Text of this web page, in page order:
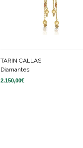
TARIN CALLAS
Diamantes
2.150,00€